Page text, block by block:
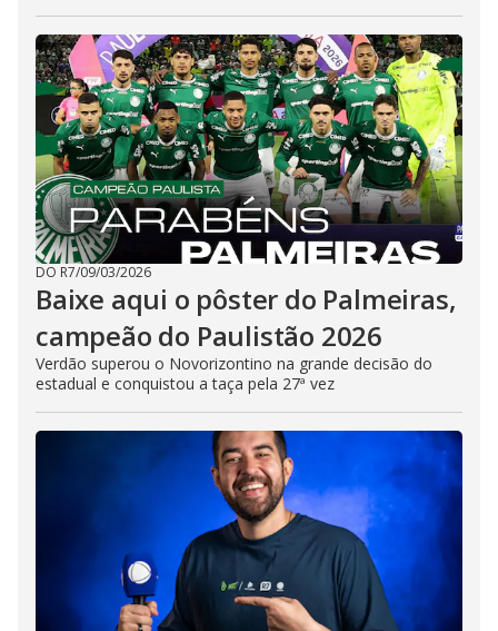
DO R7/09/03/2026
Baixe aqui o pôster do Palmeiras,
campeão do Paulistão 2026
Verdão superou o Novorizontino na grande decisão do
estadual e conquistou a taça pela 27ª vez